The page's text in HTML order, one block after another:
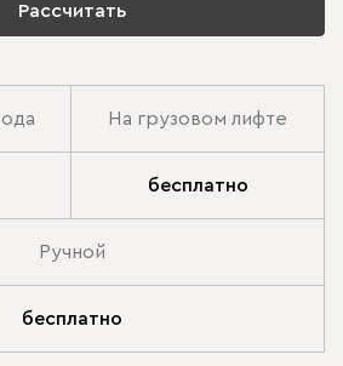
Рассчитать
На грузовом лифте
бесплатно
Ручной
бесплатно